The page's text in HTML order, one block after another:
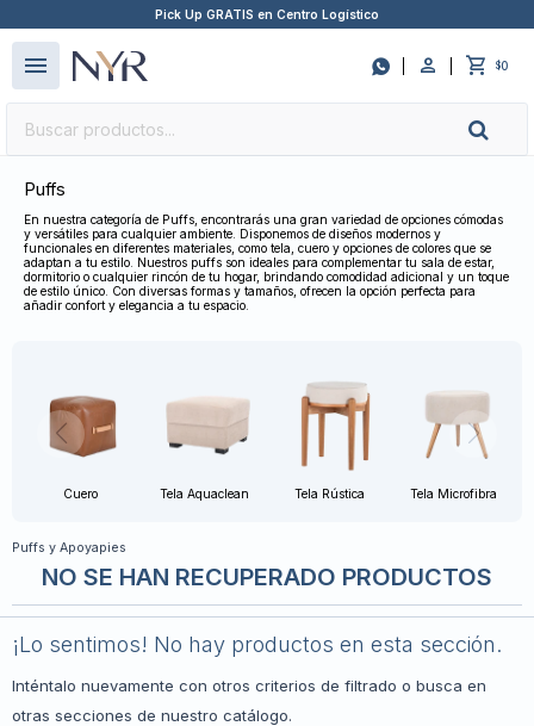
Pick Up GRATIS en Centro Logístico
 $0
menu
Puffs
En nuestra categoría de Puffs, encontrarás una gran variedad de opciones cómodas
y versátiles para cualquier ambiente. Disponemos de diseños modernos y
funcionales en diferentes materiales, como tela, cuero y opciones de colores que se
adaptan a tu estilo. Nuestros puffs son ideales para complementar tu sala de estar,
dormitorio o cualquier rincón de tu hogar, brindando comodidad adicional y un toque
de estilo único. Con diversas formas y tamaños, ofrecen la opción perfecta para
añadir confort y elegancia a tu espacio.
Cuero Tela Aquaclean Tela Rústica Tela Microfibra
Puffs y Apoyapies
NO SE HAN RECUPERADO PRODUCTOS
¡Lo sentimos! No hay productos en esta sección.
Inténtalo nuevamente con otros criterios de filtrado o busca en
otras secciones de nuestro catálogo.
close